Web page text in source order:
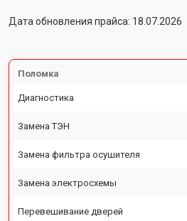
Дата обновления прайса: 18.07.2026
Поломка
Диагностика
Замена ТЭН
Замена фильтра осушителя
Замена электросхемы
Перевешивание дверей